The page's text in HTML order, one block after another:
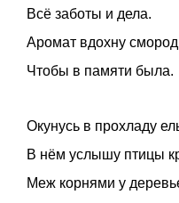
Всё заботы и дела.
Аромат вдохну
Чтобы в памяти была.
Окунусь в прохладу
В нём услышу птицы
Меж корнями у